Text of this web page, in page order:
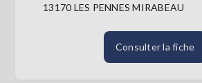
13170 LES PENNES MIRABEAU
Consulter la fiche